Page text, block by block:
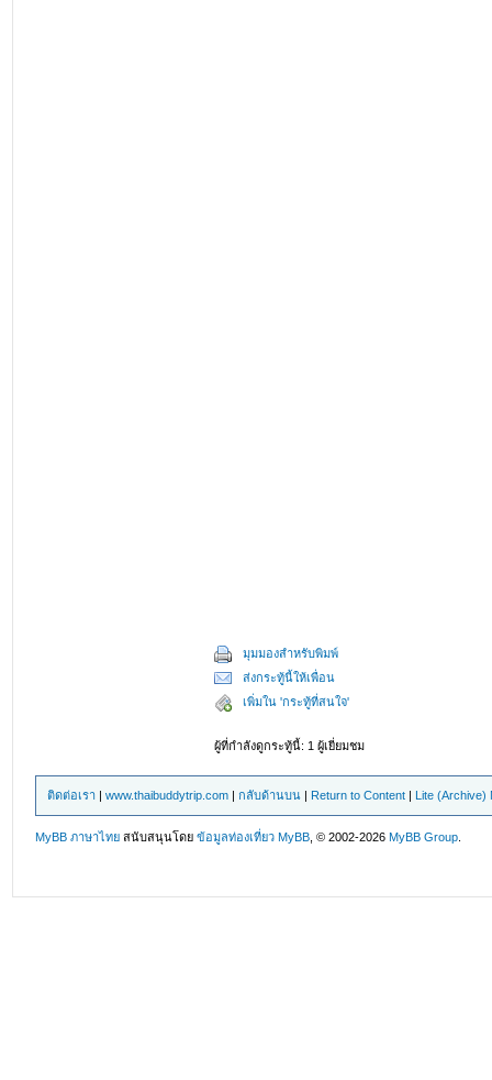
มุมมองสำหรับพิมพ์
ส่งกระทู้นี้ให้เพื่อน
เพิ่มใน 'กระทู้ที่สนใจ'
ผู้ที่กำลังดูกระทู้นี้: 1 ผู้เยี่ยมชม
ติดต่อเรา |www.thaibuddytrip.com |กลับด้านบน | Return to Content | Lite (Archive)
MyBB ภาษาไทย สนับสนุนโดยข้อมูลท่องเที่ยว MyBB , © 2002-2026MyBB Group